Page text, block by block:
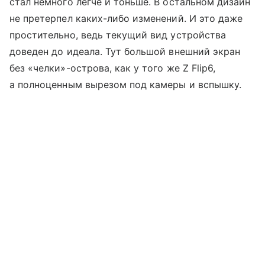
не претерпел каких-либо изменений. И это даже
простительно, ведь текущий вид устройства
доведен до идеала. Тут большой внешний экран
без «челки»-острова, как у того же Z Flip6,
а полноценным вырезом под камеры и вспышку.